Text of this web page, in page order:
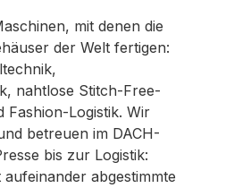
mit denen die
der Welt fertigen:
nahtlose Stitch-Free-
Fashion-Logistik. Wir
betreuen im DACH-
bis zur Logistik:
abgestimmte